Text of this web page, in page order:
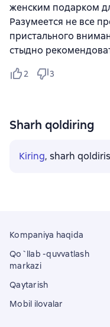
женским подарком
Разумеется не все
пристального
стыдно
2 3
Sharh qoldiring
Kiring, sharh
Kompaniya haqida
Qo`llab -quvvatlash
markazi
Qaytarish
Mobil ilovalar